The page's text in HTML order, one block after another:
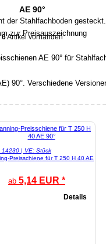
AE 90°
6Artikel vorhanden
der Stahlfachboden
zur Preisauszeichnung
90°. Verschiedene
14230 | VE: Stück
Preisschiene für T 250 H 40 AE
ab 5,14 EUR *
Details